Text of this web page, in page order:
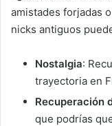
amistades forjadas
nicks antiguos
Nostalgia:
trayectoria en
Recuperación
que podrías